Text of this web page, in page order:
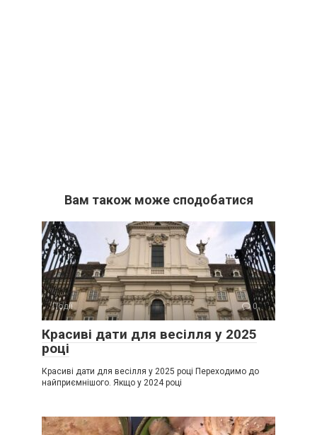
Вам також може сподобатися
Події 0
Красиві дати для весілля у 2025
році
Красиві дати для весілля у 2025 році Переходимо до
найприємнішого. Якщо у 2024 році